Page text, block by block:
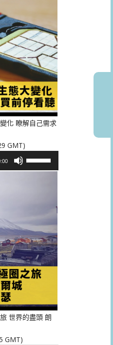
鍵
以
提
高
或
降
低
音
量。
化 瞭解自己需求
GMT)
以
提
高
或
降
量。
世界的盡頭 朗
GMT)